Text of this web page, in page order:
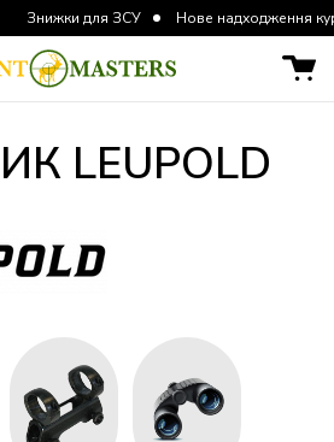
для ЗСУ Нове надходження курток та
LEUPOLD